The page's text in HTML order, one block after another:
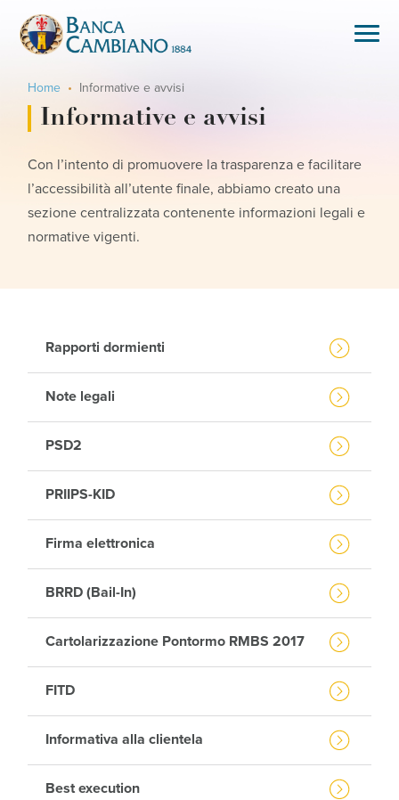
Home Informative e avvisi
Informative e avvisi
Con l’intento di promuovere la trasparenza e facilitare
l’accessibilità all’utente finale, abbiamo creato una
sezione centralizzata contenente informazioni legali e
normative vigenti.
Rapporti dormienti
Note legali
PSD2
PRIIPS-KID
Firma elettronica
BRRD (Bail-In)
Cartolarizzazione Pontormo RMBS 2017
FITD
Informativa alla clientela
Best execution